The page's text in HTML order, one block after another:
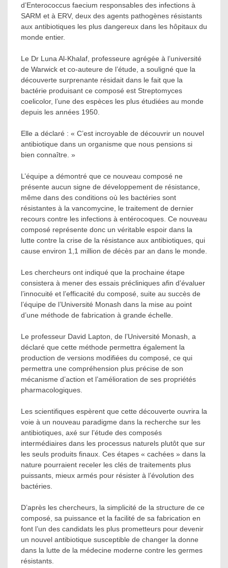
d’Enterococcus faecium responsables des infections à
SARM et à ERV, deux des agents pathogènes résistants
aux antibiotiques les plus dangereux dans les hôpitaux du
monde entier.
Le Dr Luna Al-Khalaf, professeure agrégée à l’université
de Warwick et co-auteure de l’étude, a souligné que la
découverte surprenante résidait dans le fait que la
bactérie produisant ce composé est Streptomyces
coelicolor, l’une des espèces les plus étudiées au monde
depuis les années 1950.
Elle a déclaré : « C’est incroyable de découvrir un nouvel
antibiotique dans un organisme que nous pensions si
bien connaître. »
L’équipe a démontré que ce nouveau composé ne
présente aucun signe de développement de résistance,
même dans des conditions où les bactéries sont
résistantes à la vancomycine, le traitement de dernier
recours contre les infections à entérocoques. Ce nouveau
composé représente donc un véritable espoir dans la
lutte contre la crise de la résistance aux antibiotiques, qui
cause environ 1,1 million de décès par an dans le monde.
Les chercheurs ont indiqué que la prochaine étape
consistera à mener des essais précliniques afin d’évaluer
l’innocuité et l’efficacité du composé, suite au succès de
l’équipe de l’Université Monash dans la mise au point
d’une méthode de fabrication à grande échelle.
Le professeur David Lapton, de l’Université Monash, a
déclaré que cette méthode permettra également la
production de versions modifiées du composé, ce qui
permettra une compréhension plus précise de son
mécanisme d’action et l’amélioration de ses propriétés
pharmacologiques.
Les scientifiques espèrent que cette découverte ouvrira la
voie à un nouveau paradigme dans la recherche sur les
antibiotiques, axé sur l’étude des composés
intermédiaires dans les processus naturels plutôt que sur
les seuls produits finaux. Ces étapes « cachées » dans la
nature pourraient receler les clés de traitements plus
puissants, mieux armés pour résister à l’évolution des
bactéries.
D’après les chercheurs, la simplicité de la structure de ce
composé, sa puissance et la facilité de sa fabrication en
font l’un des candidats les plus prometteurs pour devenir
un nouvel antibiotique susceptible de changer la donne
dans la lutte de la médecine moderne contre les germes
résistants.